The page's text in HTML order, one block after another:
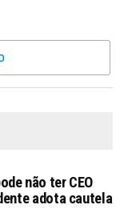
não ter CEO
adota cautela